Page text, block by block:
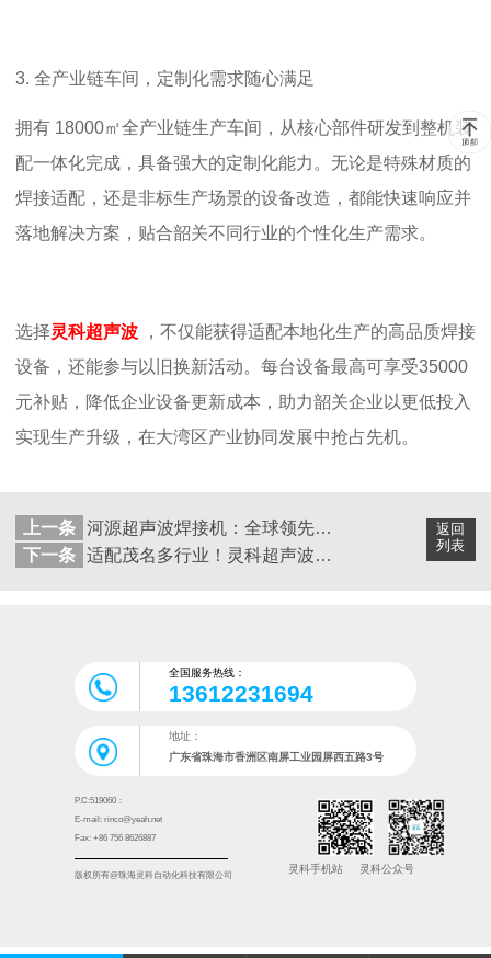
3. 全产业链车间，定制化需求随心满足
拥有 18000㎡全产业链生产车间，从核心部件研发到整机装
配一体化完成，具备强大的定制化能力。无论是特殊材质的
焊接适配，还是非标生产场景的设备改造，都能快速响应并
落地解决方案，贴合韶关不同行业的个性化生产需求。
选择灵科超声波
，不仅能获得适配本地化生产的高品质焊接
设备，还能参与以旧换新活动。每台设备最高可享受35000
元补贴，降低企业设备更新成本，助力韶关企业以更低投入
实现生产升级，在大湾区产业协同发展中抢占先机。
返回
列表
上一条
河源超声波焊接机：全球领先技术，本地服务无忧
下一条
适配茂名多行业！灵科超声波焊接机以技术实力破解生产难题
全国服务热线：
13612231694
地址：
广东省珠海市香洲区南屏工业园屏西五路3号
P.C:519060：
E-mail: rinco@yeah.net
Fax: +86 756 8626887
版权所有@珠海灵科自动化科技有限公司
灵科手机站 灵科公众号